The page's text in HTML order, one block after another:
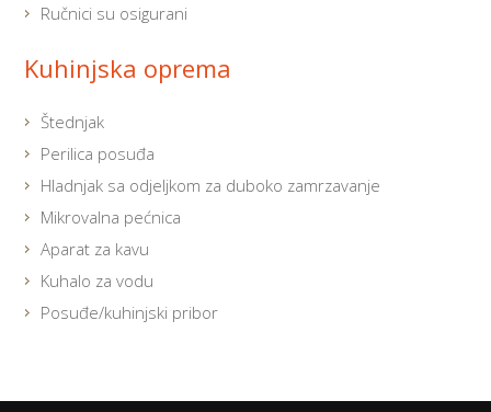
Ručnici su osigurani
Kuhinjska oprema
Štednjak
Perilica posuđa
Hladnjak sa odjeljkom za duboko zamrzavanje
Mikrovalna pećnica
Aparat za kavu
Kuhalo za vodu
Posuđe/kuhinjski pribor